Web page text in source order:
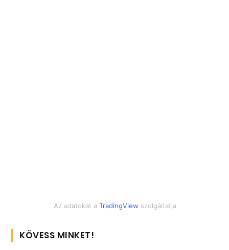
Az adatokat a TradingView szolgáltatja
KÖVESS MINKET!